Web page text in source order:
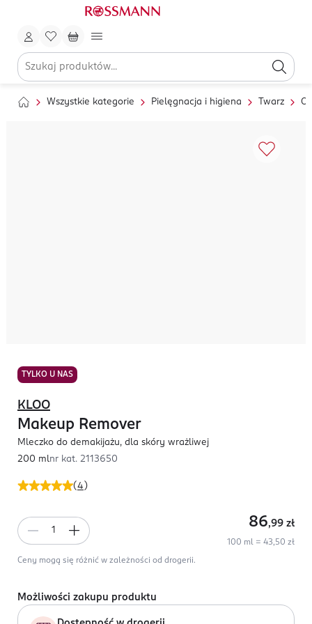
Wszystkie kategorie Pielęgnacja i higiena Twarz
TYLKO U NAS
(4 )
KLOO
Makeup Remover
Mleczko do demakijażu, dla skóry wrażliwej
200 mlnr kat. 2113650
86,99 zł
100 ml = 43,50 zł
Ceny mogą się różnić w zależności od drogerii.
Możliwości zakupu produktu